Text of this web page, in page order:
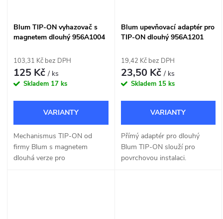
Blum TIP-ON vyhazovač s
magnetem dlouhý 956A1004
103,31 Kč bez DPH
125 Kč/ ks
Skladem 17 ks
Mechanismus TIP-ON od
firmy Blum s magnetem
dlouhá verze pro
Blum upevňovací adaptér pro
TIP-ON dlouhý 956A1201
19,42 Kč bez DPH
23,50 Kč/ ks
Skladem 15 ks
Přímý adaptér pro dlouhý
Blum TIP-ON slouží pro
povrchovou instalaci.